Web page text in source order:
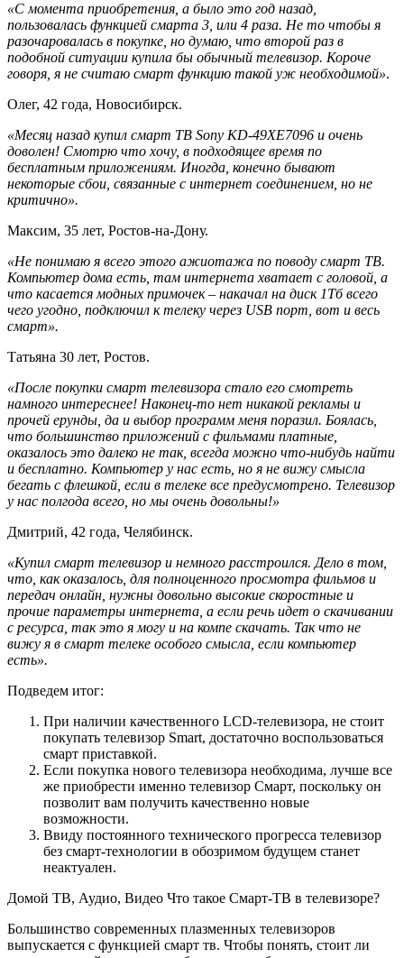
«С момента приобретения, а было это год назад,
пользовалась функцией смарта 3, или 4 раза. Не то чтобы я
разочаровалась в покупке, но думаю, что второй раз в
подобной ситуации купила бы обычный телевизор. Короче
говоря, я не считаю смарт функцию такой уж необходимой».
Олег, 42 года, Новосибирск.
«Месяц назад купил смарт ТВ Sony KD-49XE7096 и очень
доволен! Смотрю что хочу, в подходящее время по
бесплатным приложениям. Иногда, конечно бывают
некоторые сбои, связанные с интернет соединением, но не
критично».
Максим, 35 лет, Ростов-на-Дону.
«Не понимаю я всего этого ажиотажа по поводу смарт ТВ.
Компьютер дома есть, там интернета хватает с головой, а
что касается модных примочек – накачал на диск 1Тб всего
чего угодно, подключил к телеку через USB порт, вот и весь
смарт».
Татьяна 30 лет, Ростов.
«После покупки смарт телевизора стало его смотреть
намного интереснее! Наконец-то нет никакой рекламы и
прочей ерунды, да и выбор программ меня поразил. Боялась,
что большинство приложений с фильмами платные,
оказалось это далеко не так, всегда можно что-нибудь найти
и бесплатно. Компьютер у нас есть, но я не вижу смысла
бегать с флешкой, если в телеке все предусмотрено. Телевизор
у нас полгода всего, но мы очень довольны!»
Дмитрий, 42 года, Челябинск.
«Купил смарт телевизор и немного расстроился. Дело в том,
что, как оказалось, для полноценного просмотра фильмов и
передач онлайн, нужны довольно высокие скоростные и
прочие параметры интернета, а если речь идет о скачивании
с ресурса, так это я могу и на компе скачать. Так что не
вижу я в смарт телеке особого смысла, если компьютер
есть».
Подведем итог:
При наличии качественного LCD-телевизора, не стоит
покупать телевизор Smart, достаточно воспользоваться
смарт приставкой.
Если покупка нового телевизора необходима, лучше все
же приобрести именно телевизор Смарт, поскольку он
позволит вам получить качественно новые
возможности.
Ввиду постоянного технического прогресса телевизор
без смарт-технологии в обозримом будущем станет
неактуален.
Домой ТВ, Аудио, Видео Что такое Смарт-ТВ в телевизоре?
Большинство современных плазменных телевизоров
выпускается с функцией смарт тв. Чтобы понять, стоит ли